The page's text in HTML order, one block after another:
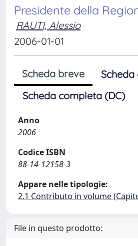
Presidente della
RAUTI, Alessio
2006-01-01
Scheda breve
Scheda completa (DC)
Anno
2006
Codice ISBN
88-14-12158-3
Appare nelle tipologie:
2.1 Contributo in volume
File in questo prodotto: